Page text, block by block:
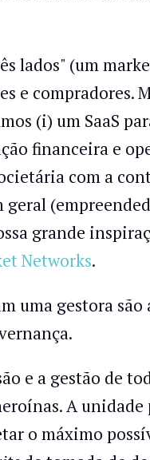
lados" (um
e compradores.
(i) um SaaS
financeira e
com a
grande
Networks.
uma gestora são
e a gestão de
A
o máximo